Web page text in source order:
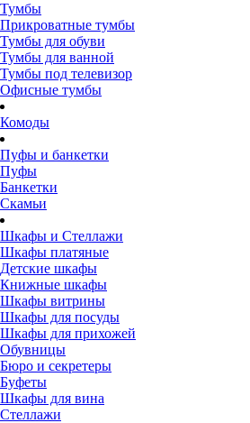
Тумбы
Прикроватные тумбы
Тумбы для обуви
Тумбы для ванной
Тумбы под телевизор
Офисные тумбы
Комоды
Пуфы и банкетки
Пуфы
Банкетки
Скамьи
Шкафы и Стеллажи
Шкафы платяные
Детские шкафы
Книжные шкафы
Шкафы витрины
Шкафы для посуды
Шкафы для прихожей
Обувницы
Бюро и секретеры
Буфеты
Шкафы для вина
Стеллажи